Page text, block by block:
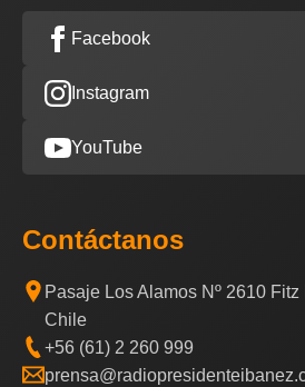
Facebook
Instagram
YouTube
Contáctanos
Pasaje Los Alamos Nº 2610
Chile
+56 (61) 2 260 999